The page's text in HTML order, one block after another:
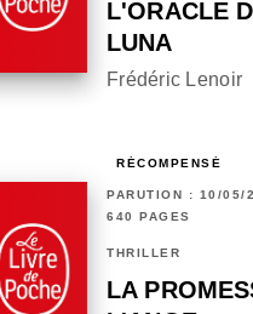
L'ORACLE
LUNA
Frédéric Lenoir
RÉCOMPENSÉ
PARUTION : 10/05/
640 PAGES
THRILLER
LA